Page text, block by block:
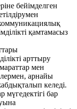
бейімделген
қамтамасыз
арттыру
мен
арнайы
келеді.
мүгедектігі бар